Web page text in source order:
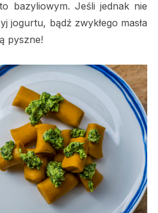
bazyliowym. Jeśli jednak nie
jogurtu, bądź zwykłego masła
pyszne!